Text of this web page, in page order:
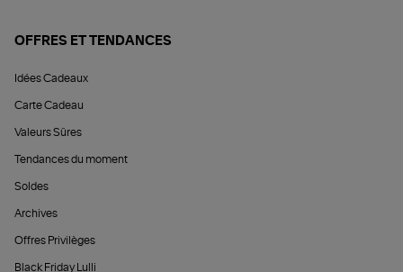
OFFRES ET TENDANCES
Idées Cadeaux
Carte Cadeau
Valeurs Sûres
Tendances du moment
Soldes
Archives
Offres Privilèges
Black Friday Lulli